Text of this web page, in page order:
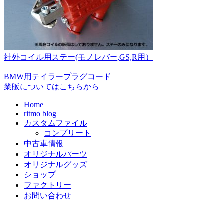
社外コイル用ステー(モノレバー,GS,R用）
BMW用テイラープラグコード
業販についてはこちらから
Home
ritmo blog
カスタムファイル
コンプリート
中古車情報
オリジナルパーツ
オリジナルグッズ
ショップ
ファクトリー
お問い合わせ